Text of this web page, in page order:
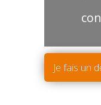
Je fais un